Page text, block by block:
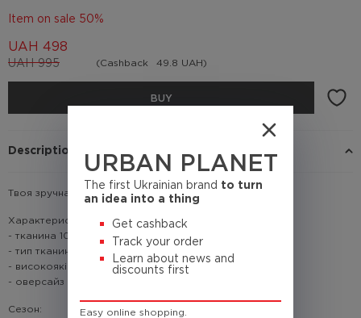
URBAN PLANET
The first Ukrainian brand to turn
an idea into a thing
Get cashback
Track your order
Learn about news and
discounts first
Easy online shopping.
Item on sale 50%
UAH 995
UAH 498
(Cashback 49.8 UAH)
BUY
Description
Твоя зручна та неймовірно легка сукня на це літо.
Характеристики:
- тканина 100% поліестер
- тип тканини: дихаюча сітка
- високоякісний цифровий друк
- оверсайз крій.
Сезон: